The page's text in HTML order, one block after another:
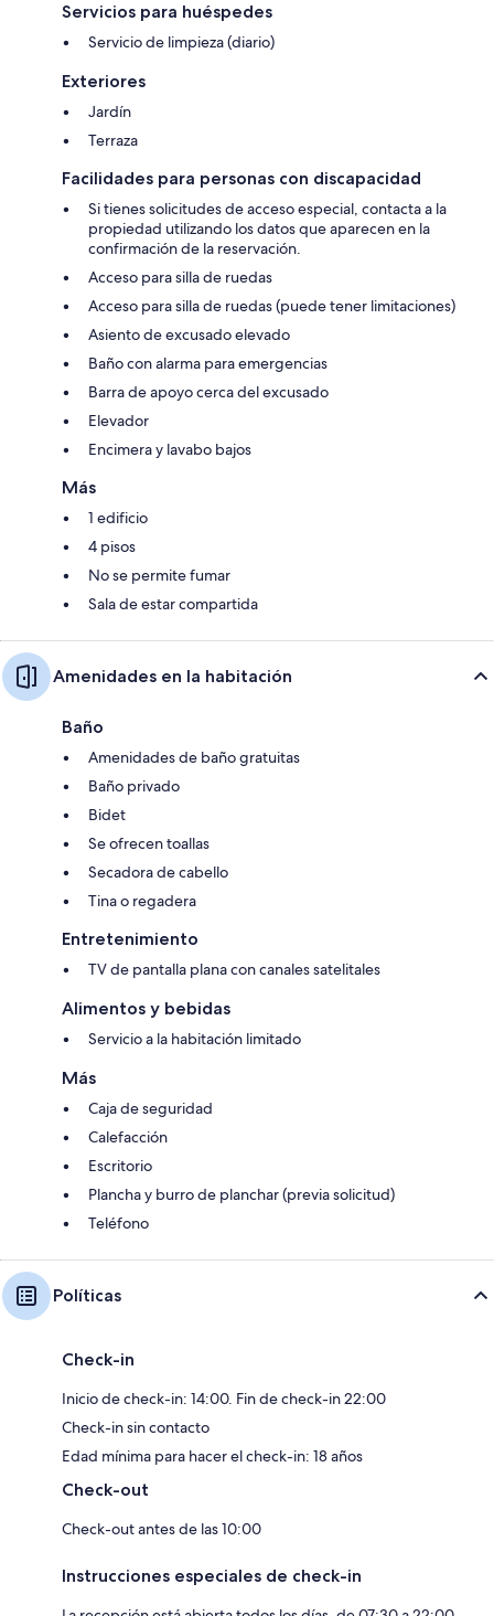
Servicios para huéspedes
Servicio de limpieza (diario)
Exteriores
Jardín
Terraza
Facilidades para personas con discapacidad
Si tienes solicitudes de acceso especial, contacta a la
propiedad utilizando los datos que aparecen en la
confirmación de la reservación.
Acceso para silla de ruedas
Acceso para silla de ruedas (puede tener limitaciones)
Asiento de excusado elevado
Baño con alarma para emergencias
Barra de apoyo cerca del excusado
Elevador
Encimera y lavabo bajos
Más
1 edificio
4 pisos
No se permite fumar
Sala de estar compartida
Amenidades en la habitación
Baño
Amenidades de baño gratuitas
Baño privado
Bidet
Se ofrecen toallas
Secadora de cabello
Tina o regadera
Entretenimiento
TV de pantalla plana con canales satelitales
Alimentos y bebidas
Servicio a la habitación limitado
Más
Caja de seguridad
Calefacción
Escritorio
Plancha y burro de planchar (previa solicitud)
Teléfono
Políticas
Check-in
Inicio de check-in: 14:00. Fin de check-in 22:00
Check-in sin contacto
Edad mínima para hacer el check-in: 18 años
Check-out
Check-out antes de las 10:00
Instrucciones especiales de check-in